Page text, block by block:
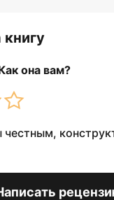
книгу
она вам?
честным,